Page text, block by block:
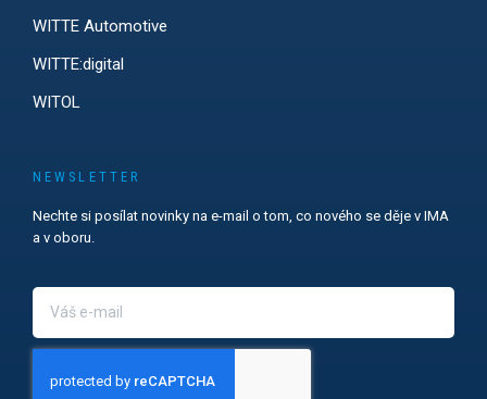
WITTE Automotive
WITTE:digital
WITOL
NEWSLETTER
Nechte si posílat novinky na e-mail o tom, co nového se děje v IMA
a v oboru.